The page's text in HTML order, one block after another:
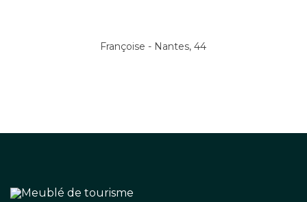
Françoise - Nantes, 44